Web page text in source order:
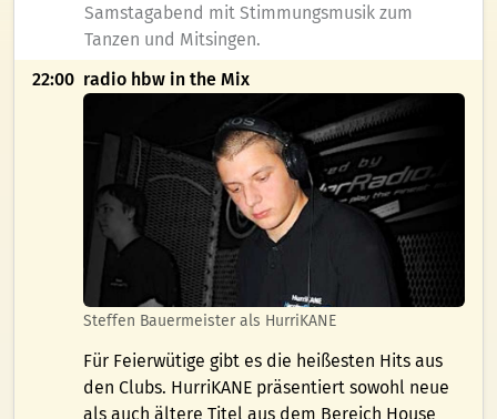
Samstagabend mit Stimmungsmusik zum
Tanzen und Mitsingen.
22:00 radio hbw in the Mix
Steffen Bauermeister als HurriKANE
Für Feierwütige gibt es die heißesten Hits aus
den Clubs. HurriKANE präsentiert sowohl neue
als auch ältere Titel aus dem Bereich House